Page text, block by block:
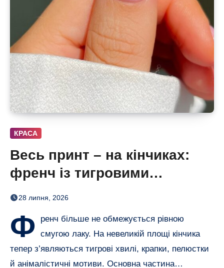
КРАСА
Весь принт – на кінчиках:
френч із тигровими
смугами, квітами і хвилями
28 липня, 2026
Ф
ренч більше не обмежується рівною
смугою лаку. На невеликій площі кінчика
тепер з’являються тигрові хвилі, крапки, пелюстки
й анімалістичні мотиви. Основна частина…